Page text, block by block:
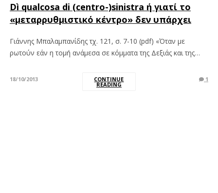
Dì qualcosa di (centro-)sinistra ή γιατί το
«μεταρρυθμιστικό κέντρο» δεν υπάρχει
Γιάννης Μπαλαμπανίδης τχ. 121, σ. 7-10 (pdf) «Όταν με
ρωτούν εάν η τομή ανάμεσα σε κόμματα της Δεξιάς και της…
18/10/2013 CONTINUE
READING
1